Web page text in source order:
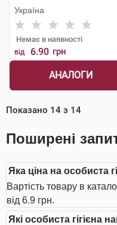
Україна
Немає в наявності
від 6.90 грн
АНАЛОГИ
Показано 14 з 14
Поширені
Яка ціна на особиста
Вартість товару в
від 6.9 грн.
Які особиста гігієна